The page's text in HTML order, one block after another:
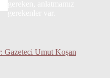
Gazeteci Umut Koşan